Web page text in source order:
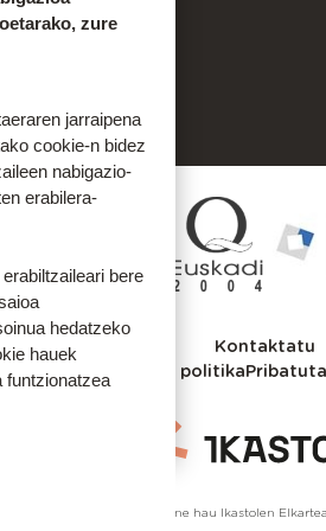
Kontaktatu
Cookien politika
Webgune hau Ikastolen
zure
jarraipena
cookie-n bidez
nabigazio-
erabilera-
bere
hedatzeko
hauek
funtzionatzea